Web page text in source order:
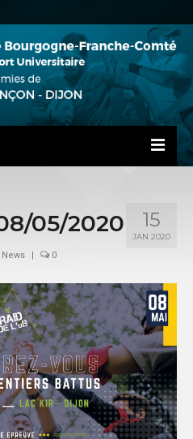
15
JAN 2020
05/2020
News | 0